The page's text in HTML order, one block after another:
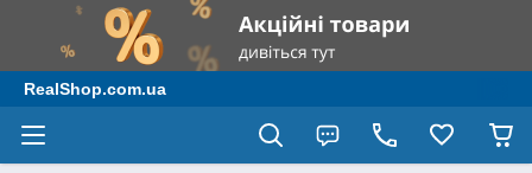
RealShop.com.ua